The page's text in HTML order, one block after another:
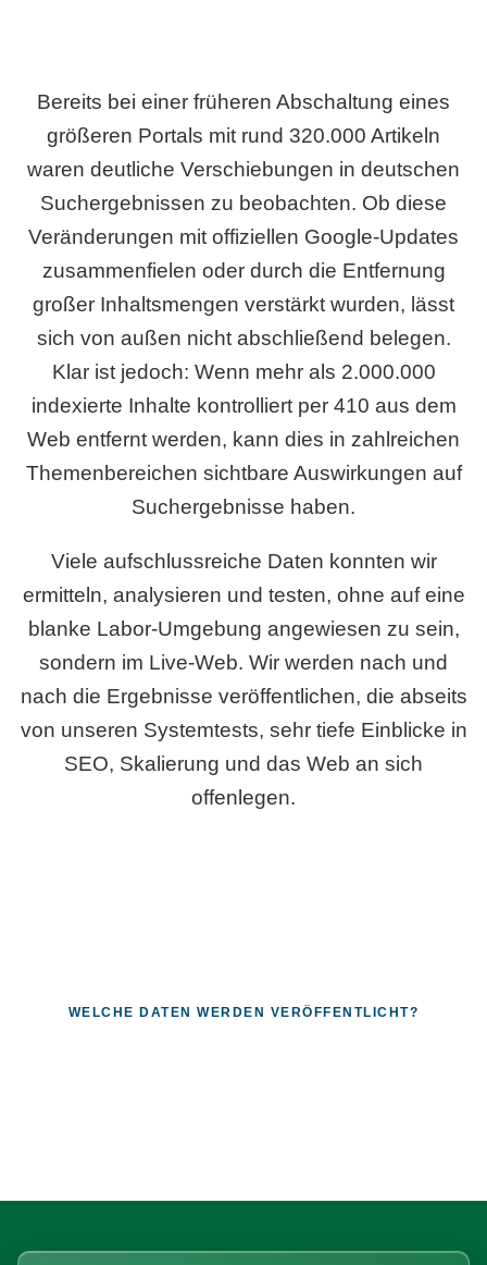
Bereits bei einer früheren Abschaltung eines
größeren Portals mit rund 320.000 Artikeln
waren deutliche Verschiebungen in deutschen
Suchergebnissen zu beobachten. Ob diese
Veränderungen mit offiziellen Google-Updates
zusammenfielen oder durch die Entfernung
großer Inhaltsmengen verstärkt wurden, lässt
sich von außen nicht abschließend belegen.
Klar ist jedoch: Wenn mehr als 2.000.000
indexierte Inhalte kontrolliert per 410 aus dem
Web entfernt werden, kann dies in zahlreichen
Themenbereichen sichtbare Auswirkungen auf
Suchergebnisse haben.
Viele aufschlussreiche Daten konnten wir
ermitteln, analysieren und testen, ohne auf eine
blanke Labor-Umgebung angewiesen zu sein,
sondern im Live-Web. Wir werden nach und
nach die Ergebnisse veröffentlichen, die abseits
von unseren Systemtests, sehr tiefe Einblicke in
SEO, Skalierung und das Web an sich
offenlegen.
WELCHE DATEN WERDEN VERÖFFENTLICHT?